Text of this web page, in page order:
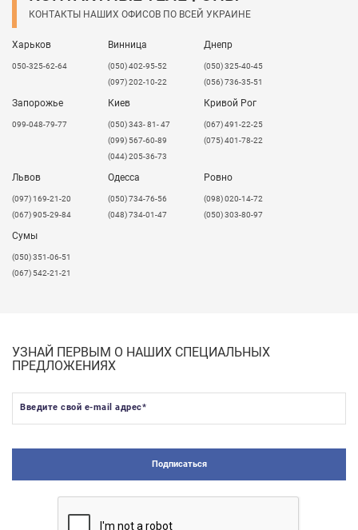
КОНТАКТЫ НАШИХ ОФИСОВ ПО ВСЕЙ УКРАИНЕ
Харьков
050-325-62-64
Винница
(050) 402-95-52
(097) 202-10-22
Днепр
(050) 325-40-45
(056) 736-35-51
Запорожье
099-048-79-77
Киев
(050) 343- 81- 47
(099) 567-60-89
(044) 205-36-73
Кривой Рог
(067) 491-22-25
(075) 401-78-22
Львов
​(097) 169-21-20
(067) 905-29-84
Одесса
(050) 734-76-56
(048) 734-01-47
Ровно
(098) 020-14-72
(050) 303-80-97
Сумы
(050) 351-06-51
(067) 542-21-21
УЗНАЙ ПЕРВЫМ О НАШИХ СПЕЦИАЛЬНЫХ
ПРЕДЛОЖЕНИЯХ
Введите свой e-mail адрес*
Подписаться